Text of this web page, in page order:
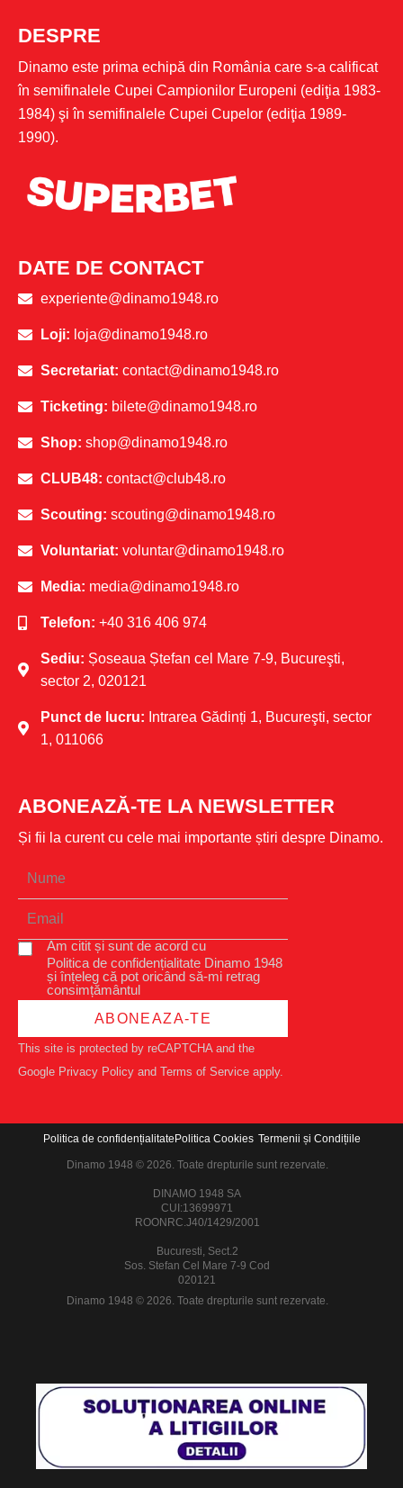
DESPRE
Dinamo este prima echipă din România care s-a calificat
în semifinalele Cupei Campionilor Europeni (ediţia 1983-
1984) şi în semifinalele Cupei Cupelor (ediţia 1989-
1990).
DATE DE CONTACT
experiente@dinamo1948.ro
Loji: loja@dinamo1948.ro
Secretariat: contact@dinamo1948.ro
Ticketing: bilete@dinamo1948.ro
Shop: shop@dinamo1948.ro
CLUB48: contact@club48.ro
Scouting: scouting@dinamo1948.ro
Voluntariat: voluntar@dinamo1948.ro
Media: media@dinamo1948.ro
Telefon: +40 316 406 974
Sediu: Șoseaua Ștefan cel Mare 7-9, Bucureşti,
sector 2, 020121
Punct de lucru: Intrarea Gădinți 1, Bucureşti, sector
1, 011066
ABONEAZĂ-TE LA NEWSLETTER
Și fii la curent cu cele mai importante știri despre Dinamo.
Am citit și sunt de acord cu
Politica de confidențialitate Dinamo 1948
și înțeleg că pot oricând să-mi retrag
consimțământul
ABONEAZA-TE
This site is protected by reCAPTCHA and the
Google Privacy Policy and Terms of Service apply.
Politica de confidențialitatePolitica Cookies Termenii și Condițiile
Dinamo 1948 © 2026. Toate drepturile sunt rezervate.
DINAMO 1948 SA
CUI:13699971
ROONRC.J40/1429/2001
Bucuresti, Sect.2
Sos. Stefan Cel Mare 7-9 Cod
020121
Dinamo 1948 © 2026. Toate drepturile sunt rezervate.